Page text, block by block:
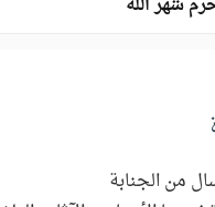
من الجنابة